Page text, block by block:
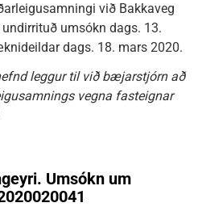
við Bakkaveg
umsókn dags. 13.
dags. 18. mars 2020.
leggur til við bæjarstjórn að
vegna fasteignar
Umsókn um